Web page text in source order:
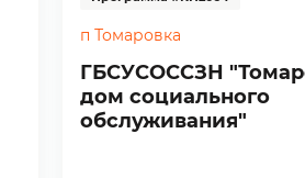
п Томаровка
ГБСУСОССЗН
дом социального
обслуживания"